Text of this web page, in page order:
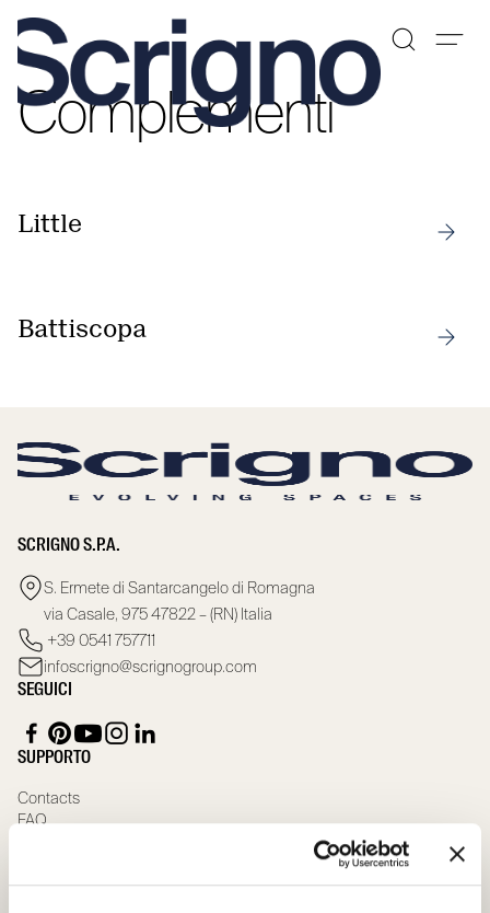
VaiComplementi
Little
Battiscopa
SCRIGNO S.P.A.
S. Ermete di Santarcangelo di Romagna
via Casale, 975 47822 – (RN) Italia
+39 0541 757711
infoscrigno@scrignogroup.com
SEGUICI
SUPPORTO
Contacts
FAQ
Controtelai per porte scorrevoli filo muro